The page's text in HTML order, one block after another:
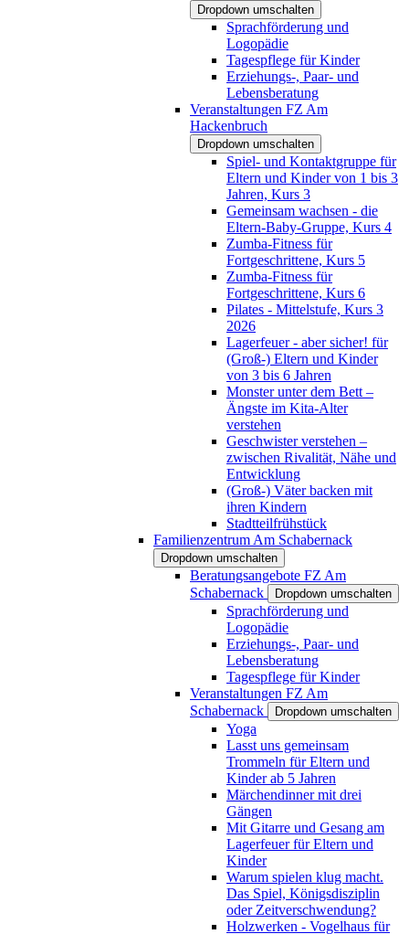
Dropdown umschalten
Sprachförderung und
Logopädie
Tagespflege für Kinder
Erziehungs-, Paar- und
Lebensberatung
Veranstaltungen FZ Am
Hackenbruch
Dropdown umschalten
Spiel- und Kontaktgruppe für
Eltern und Kinder von 1 bis 3
Jahren, Kurs 3
Gemeinsam wachsen - die
Eltern-Baby-Gruppe, Kurs 4
Zumba-Fitness für
Fortgeschrittene, Kurs 5
Zumba-Fitness für
Fortgeschrittene, Kurs 6
Pilates - Mittelstufe, Kurs 3
2026
Lagerfeuer - aber sicher! für
(Groß-) Eltern und Kinder
von 3 bis 6 Jahren
Monster unter dem Bett –
Ängste im Kita-Alter
verstehen
Geschwister verstehen –
zwischen Rivalität, Nähe und
Entwicklung
(Groß-) Väter backen mit
ihren Kindern
Stadtteilfrühstück
Familienzentrum Am Schabernack
Dropdown umschalten
Beratungsangebote FZ Am
Schabernack
Dropdown umschalten
Sprachförderung und
Logopädie
Erziehungs-, Paar- und
Lebensberatung
Tagespflege für Kinder
Veranstaltungen FZ Am
Schabernack
Dropdown umschalten
Yoga
Lasst uns gemeinsam
Trommeln für Eltern und
Kinder ab 5 Jahren
Märchendinner mit drei
Gängen
Mit Gitarre und Gesang am
Lagerfeuer für Eltern und
Kinder
Warum spielen klug macht.
Das Spiel, Königsdisziplin
oder Zeitverschwendung?
Holzwerken - Vogelhaus für